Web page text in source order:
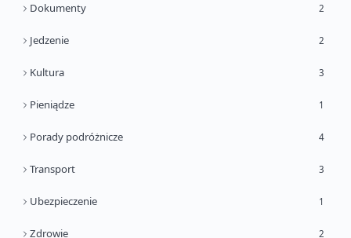
Dokumenty 2
Jedzenie 2
Kultura 3
Pieniądze 1
Porady podróżnicze 4
Transport 3
Ubezpieczenie 1
Zdrowie 2